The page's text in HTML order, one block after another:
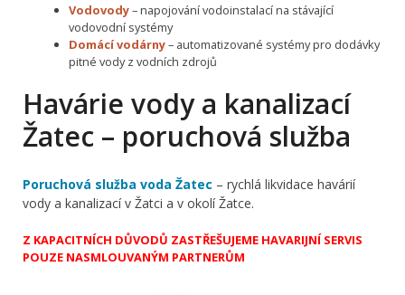
Vodovody– napojování vodoinstalací na stávající
vodovodní systémy
Domácí vodárny– automatizované systémy pro dodávky
pitné vody z vodních zdrojů
Havárie vody a kanalizací
Žatec – poruchová služba
Poruchová služba voda Žatec – rychlá likvidace havárií
vody a kanalizací v Žatci a v okolí Žatce.
Z KAPACITNÍCH DŮVODŮ ZASTŘEŠUJEME HAVARIJNÍ SERVIS
POUZE NASMLOUVANÝM PARTNERŮM